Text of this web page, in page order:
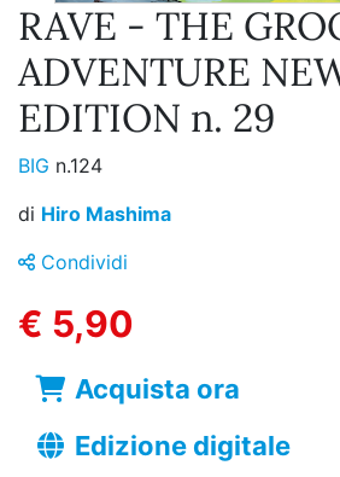
RAVE - THE
ADVENTURE
EDITION n. 29
BIG n.124
di Hiro Mashima
Condividi
€ 5,90
Acquista ora
Edizione digitale